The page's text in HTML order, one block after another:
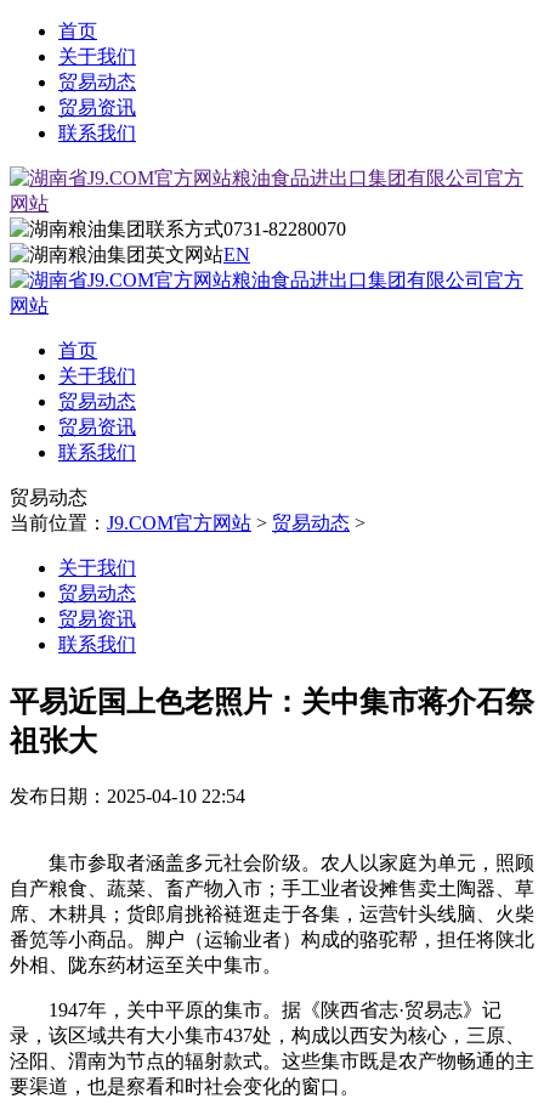
首页
关于我们
贸易动态
贸易资讯
联系我们
0731-82280070
EN
首页
关于我们
贸易动态
贸易资讯
联系我们
贸易动态
当前位置： J9.COM官方网站 > 贸易动态 >
关于我们
贸易动态
贸易资讯
联系我们
平易近国上色老照片：关中集市蒋介石祭
祖张大
发布日期：2025-04-10 22:54
集市参取者涵盖多元社会阶级。农人以家庭为单元，照顾
自产粮食、蔬菜、畜产物入市；手工业者设摊售卖土陶器、草
席、木耕具；货郎肩挑裕裢逛走于各集，运营针头线脑、火柴
番笕等小商品。脚户（运输业者）构成的骆驼帮，担任将陕北
外相、陇东药材运至关中集市。
1947年，关中平原的集市。据《陕西省志·贸易志》记
录，该区域共有大小集市437处，构成以西安为核心，三原、
泾阳、渭南为节点的辐射款式。这些集市既是农产物畅通的主
要渠道，也是察看和时社会变化的窗口。